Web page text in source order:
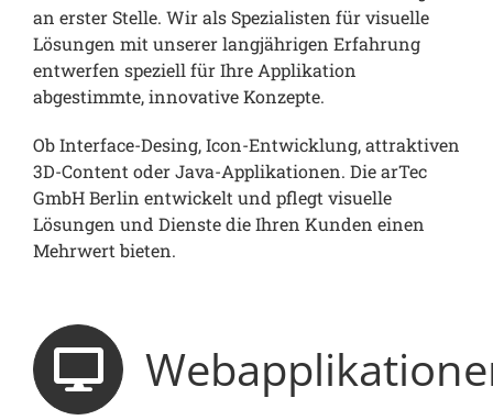
an erster Stelle. Wir als Spezialisten für visuelle
Lösungen mit unserer langjährigen Erfahrung
entwerfen speziell für Ihre Applikation
abgestimmte, innovative Konzepte.
Ob Interface-Desing, Icon-Entwicklung, attraktiven
3D-Content oder Java-Applikationen. Die arTec
GmbH Berlin entwickelt und pflegt visuelle
Lösungen und Dienste die Ihren Kunden einen
Mehrwert bieten.